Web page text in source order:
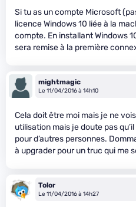
Si tu as un compte Microsoft
licence Windows 10 liée à la
compte. En installant Windows
sera remise à la première
mightmagic
Le 11/04/2016 à 14h10
Cela doit être moi mais je ne
utilisation mais je doute pas
pour d’autres personnes.
à upgrader pour un truc qui me
Tolor
Le 11/04/2016 à 14h27